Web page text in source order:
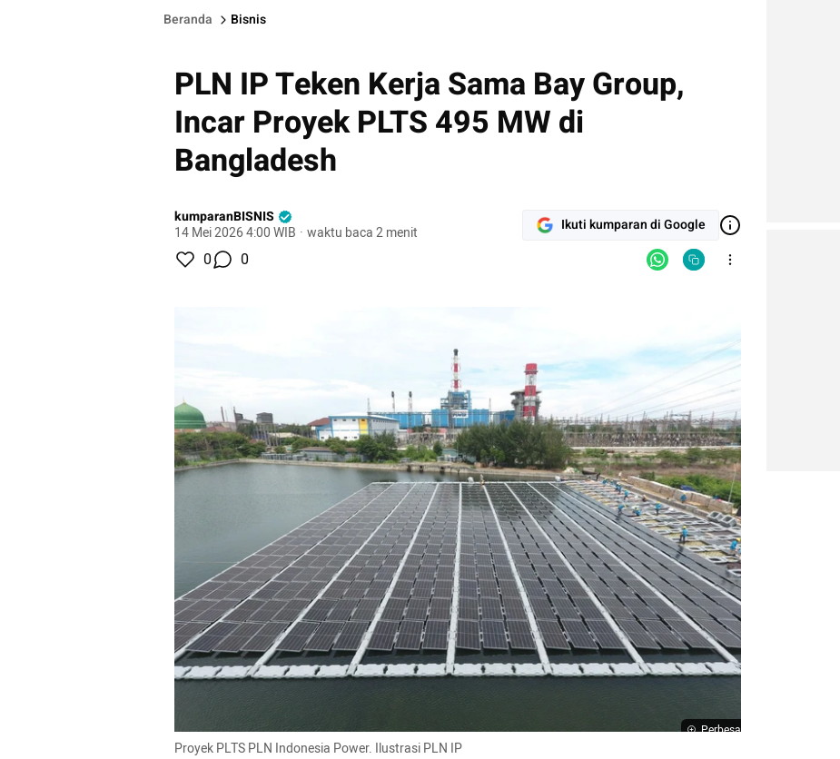
Beranda Bisnis
PLN IP Teken Kerja Sama Bay Group,
Incar Proyek PLTS 495 MW di
Bangladesh
kumparanBISNIS
14 Mei 2026 4:00 WIB · waktu baca 2 menit Ikuti kumparan di Google
0 0
Perbesar
Proyek PLTS PLN Indonesia Power. Ilustrasi PLN IP